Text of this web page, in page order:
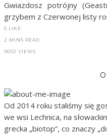
Gwiazdosz potrójny
grzybem z Czerwonej listy
0 LIKE
2 MINS READ
9692 VIEWS
Od 2014 roku staliśmy się
we wsi Lechnica, na
grecka „biotop”, co znaczy